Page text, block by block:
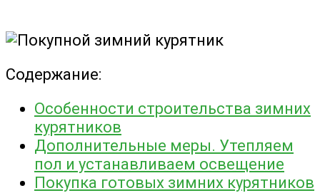
Содержание:
Особенности строительства зимних
курятников
Дополнительные меры. Утепляем
пол и устанавливаем освещение
Покупка готовых зимних курятников